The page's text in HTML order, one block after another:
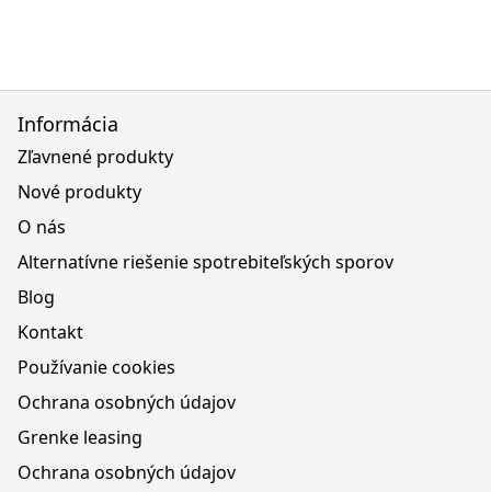
Informácia
Zľavnené produkty
Nové produkty
O nás
Alternatívne riešenie spotrebiteľských sporov
Blog
Kontakt
Používanie cookies
Ochrana osobných údajov
Grenke leasing
Ochrana osobných údajov